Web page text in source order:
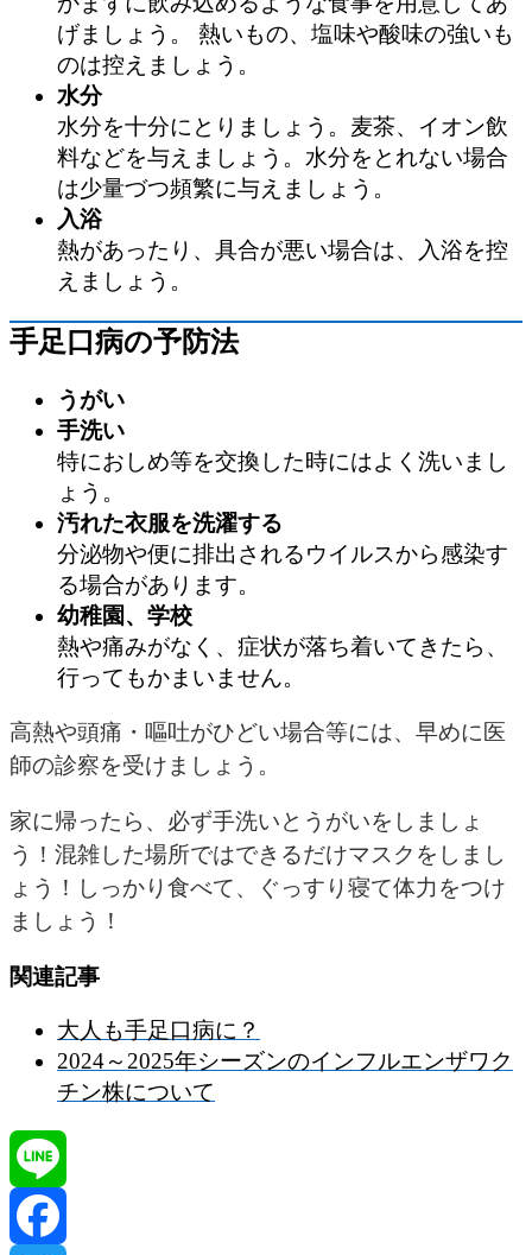
げましょう。 熱いもの、塩味や酸味の強いも
のは控えましょう。
水分
水分を十分にとりましょう。麦茶、イオン飲
料などを与えましょう。水分をとれない場合
は少量づつ頻繁に与えましょう。
入浴
熱があったり、具合が悪い場合は、入浴を控
えましょう。
手足口病の予防法
うがい
手洗い
特におしめ等を交換した時にはよく洗いまし
ょう。
汚れた衣服を洗濯する
分泌物や便に排出されるウイルスから感染す
る場合があります。
幼稚園、学校
熱や痛みがなく、症状が落ち着いてきたら、
行ってもかまいません。
高熱や頭痛・嘔吐がひどい場合等には、早めに医
師の診察を受けましょう。
家に帰ったら、必ず手洗いとうがいをしましょ
う！混雑した場所ではできるだけマスクをしまし
ょう！しっかり食べて、ぐっすり寝て体力をつけ
ましょう！
関連記事
大人も手足口病に？
2024～2025年シーズンのインフルエンザワク
チン株について
Line